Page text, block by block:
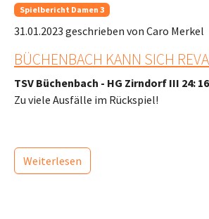
Spielbericht Damen 3
31.01.2023 geschrieben von Caro Merkel
BÜCHENBACH KANN SICH
TSV Büchenbach - HG Zirndorf III 24:
Zu viele Ausfälle im Rückspiel!
Weiterlesen